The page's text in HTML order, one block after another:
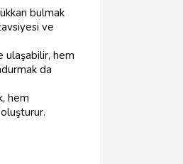
bulmak
ve
ulaşabilir, hem
da
hem